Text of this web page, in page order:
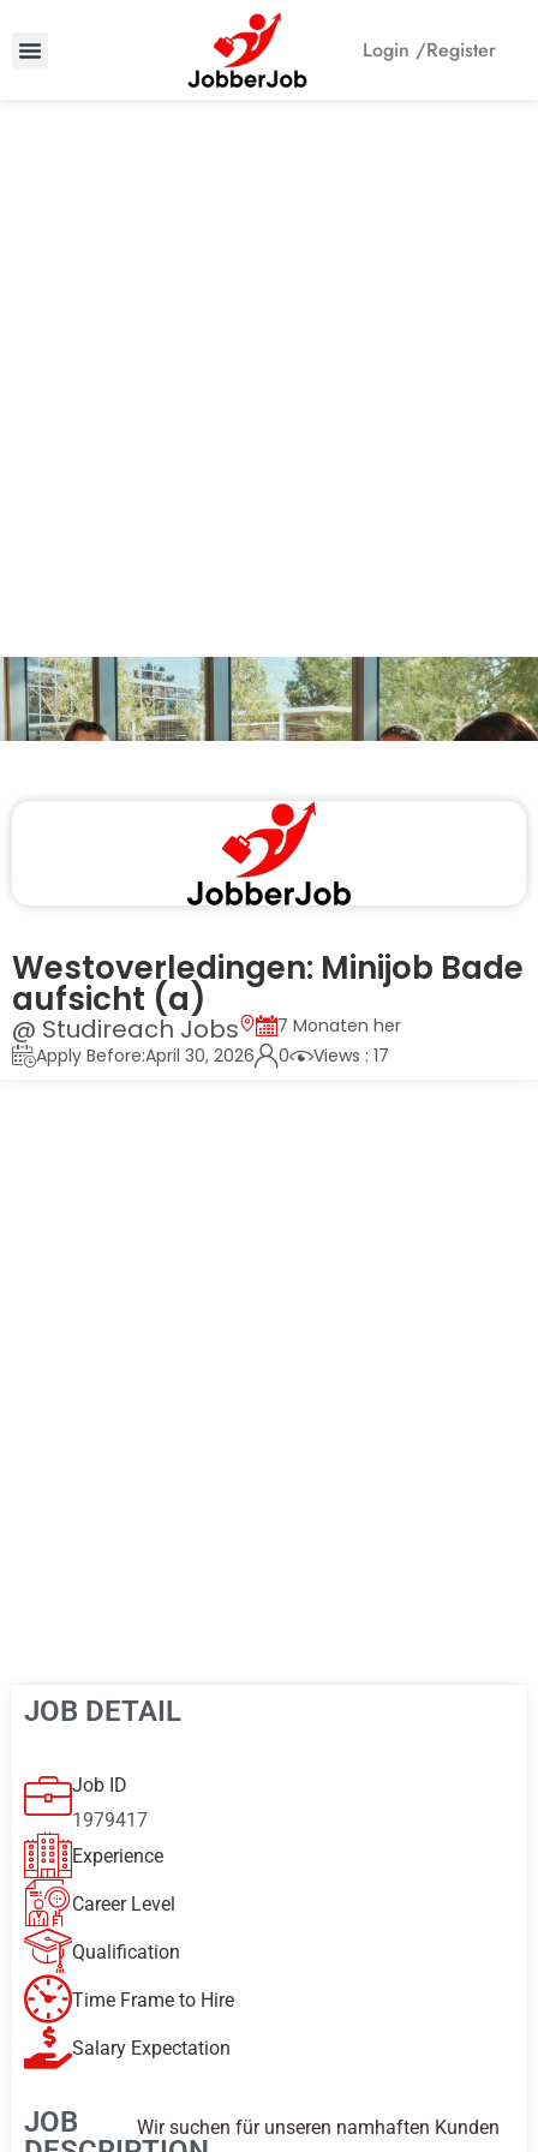
Login /Register
Westoverledingen: Minijob Bade
aufsicht (a)
@ Studireach Jobs
7 Monaten her
Apply Before:April 30, 2026
0 Views : 17
JOB DETAIL
Job ID
1979417
Experience
Career Level
Qualification
Time Frame to Hire
Salary Expectation
JOB
Wir suchen für unseren namhaften Kunden